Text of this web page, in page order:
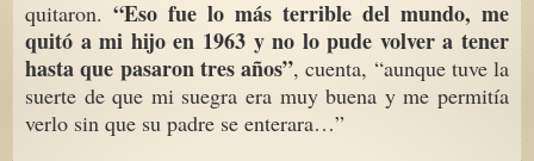
quitaron. “Eso fue lo más terrible del mundo, me
quitó a mi hijo en 1963 y no lo pude volver a tener
hasta que pasaron tres años”, cuenta, “aunque tuve la
suerte de que mi suegra era muy buena y me permitía
verlo sin que su padre se enterara…”